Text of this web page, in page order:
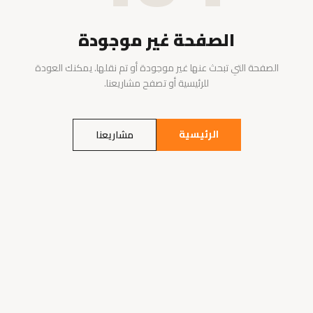
الصفحة غير موجودة
الصفحة التي تبحث عنها غير موجودة أو تم نقلها. يمكنك العودة
للرئيسية أو تصفح مشاريعنا.
الرئيسية مشاريعنا